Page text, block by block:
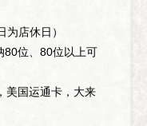
为店休日）
80位、80位以上可
美国运通卡，大来